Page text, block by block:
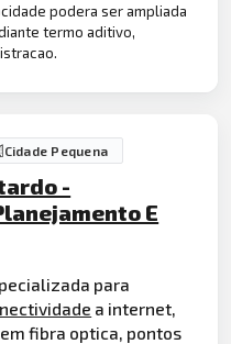
podera ser ampliada
termo aditivo,
Cidade Pequena
-
E
para
a internet,
fibra optica, pontos